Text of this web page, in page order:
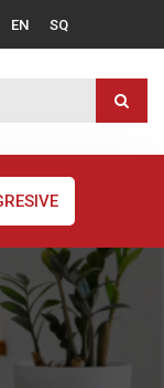
EN SQ